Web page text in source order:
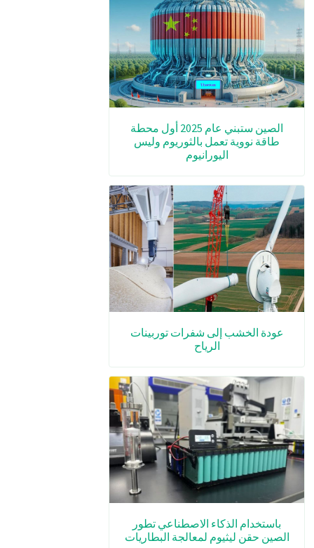
الصين ستبني عام 2025 أول محطة
طاقة نووية تعمل بالثوريوم وليس
اليورانيوم
عودة الخشب إلى شفرات توربينات
الرياح
باستخدام الذكاء الاصطناعي تطور
الصين حقن ليثيوم لمعالجة البطاريات